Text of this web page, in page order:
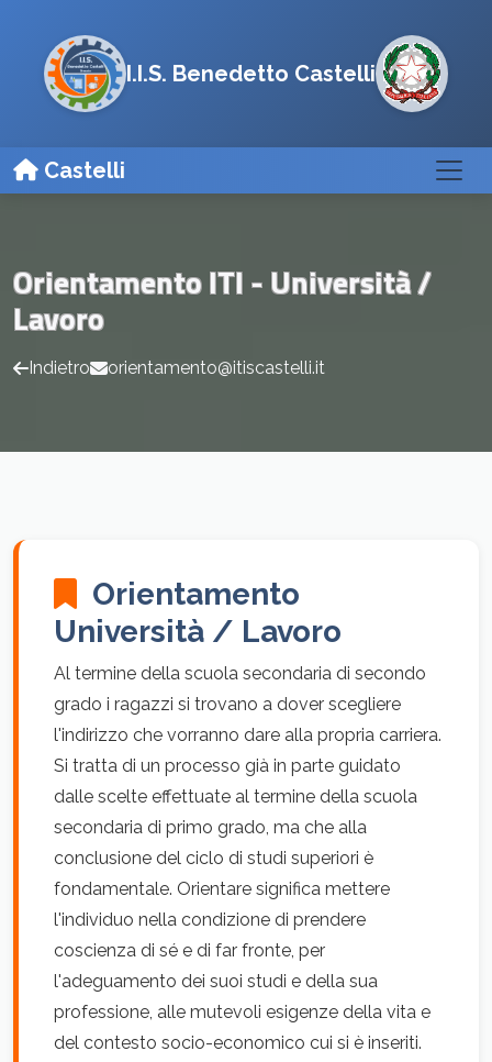
I.I.S. Benedetto Castelli
Castelli
Orientamento ITI - Università /
Lavoro
Indietro orientamento@itiscastelli.it
Orientamento
Università / Lavoro
Al termine della scuola secondaria di secondo
grado i ragazzi si trovano a dover scegliere
l'indirizzo che vorranno dare alla propria carriera.
Si tratta di un processo già in parte guidato
dalle scelte effettuate al termine della scuola
secondaria di primo grado, ma che alla
conclusione del ciclo di studi superiori è
fondamentale. Orientare significa mettere
l'individuo nella condizione di prendere
coscienza di sé e di far fronte, per
l'adeguamento dei suoi studi e della sua
professione, alle mutevoli esigenze della vita e
del contesto socio-economico cui si è inseriti.